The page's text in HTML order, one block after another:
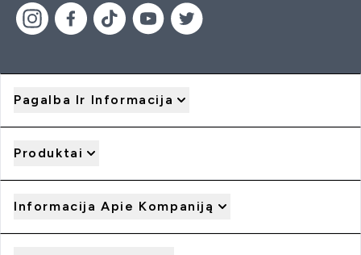
Pagalba Ir Informacija
Produktai
Informacija Apie Kompaniją